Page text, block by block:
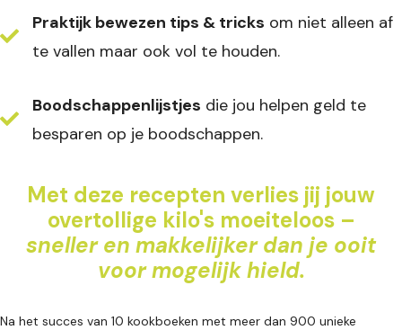
Praktijk bewezen tips & tricks om niet alleen af
te vallen maar ook vol te houden.
Boodschappenlijstjes die jou helpen geld te
besparen op je boodschappen.
Met deze recepten verlies jij jouw
overtollige kilo's moeiteloos –
sneller en makkelijker dan je ooit
voor mogelijk hield.
Na het succes van 10 kookboeken met meer dan 900 unieke